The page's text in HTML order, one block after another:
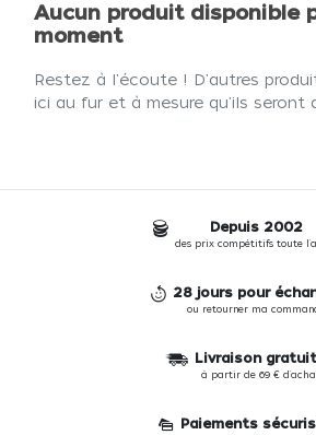
Aucun produit disponible
moment
Restez à l'écoute ! D'autres
ici au fur et à mesure qu'ils seront
Depuis 2002
des prix compétitifs toute
28 jours pour
ou retourner ma
Livraison
à partir de 69 €
Paiements